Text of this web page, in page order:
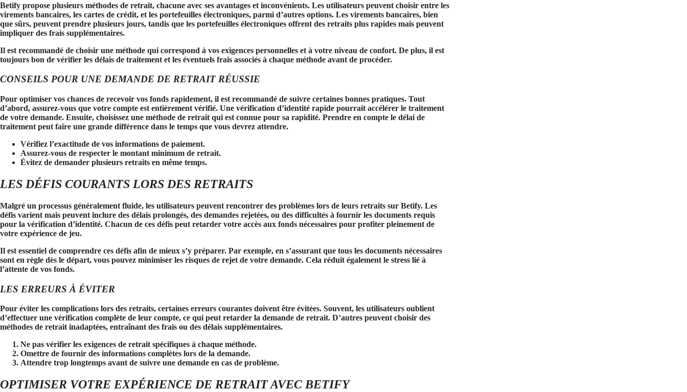
Betify propose plusieurs méthodes de retrait, chacune avec ses avantages et inconvénients. Les utilisateurs peuvent choisir entre les
virements bancaires, les cartes de crédit, et les portefeuilles électroniques, parmi d’autres options. Les virements bancaires, bien
que sûrs, peuvent prendre plusieurs jours, tandis que les portefeuilles électroniques offrent des retraits plus rapides mais peuvent
impliquer des frais supplémentaires.
Il est recommandé de choisir une méthode qui correspond à vos exigences personnelles et à votre niveau de confort. De plus, il est
toujours bon de vérifier les délais de traitement et les éventuels frais associés à chaque méthode avant de procéder.
CONSEILS POUR UNE DEMANDE DE RETRAIT RÉUSSIE
Pour optimiser vos chances de recevoir vos fonds rapidement, il est recommandé de suivre certaines bonnes pratiques. Tout
d’abord, assurez-vous que votre compte est entièrement vérifié. Une vérification d’identité rapide pourrait accélérer le traitement
de votre demande. Ensuite, choisissez une méthode de retrait qui est connue pour sa rapidité. Prendre en compte le délai de
traitement peut faire une grande différence dans le temps que vous devrez attendre.
Vérifiez l’exactitude de vos informations de paiement.
Assurez-vous de respecter le montant minimum de retrait.
Évitez de demander plusieurs retraits en même temps.
LES DÉFIS COURANTS LORS DES RETRAITS
Malgré un processus généralement fluide, les utilisateurs peuvent rencontrer des problèmes lors de leurs retraits sur Betify. Les
défis varient mais peuvent inclure des délais prolongés, des demandes rejetées, ou des difficultés à fournir les documents requis
pour la vérification d’identité. Chacun de ces défis peut retarder votre accès aux fonds nécessaires pour profiter pleinement de
votre expérience de jeu.
Il est essentiel de comprendre ces défis afin de mieux s’y préparer. Par exemple, en s’assurant que tous les documents nécessaires
sont en règle dès le départ, vous pouvez minimiser les risques de rejet de votre demande. Cela réduit également le stress lié à
l’attente de vos fonds.
LES ERREURS À ÉVITER
Pour éviter les complications lors des retraits, certaines erreurs courantes doivent être évitées. Souvent, les utilisateurs oublient
d’effectuer une vérification complète de leur compte, ce qui peut retarder la demande de retrait. D’autres peuvent choisir des
méthodes de retrait inadaptées, entraînant des frais ou des délais supplémentaires.
Ne pas vérifier les exigences de retrait spécifiques à chaque méthode.
Omettre de fournir des informations complètes lors de la demande.
Attendre trop longtemps avant de suivre une demande en cas de problème.
OPTIMISER VOTRE EXPÉRIENCE DE RETRAIT AVEC BETIFY